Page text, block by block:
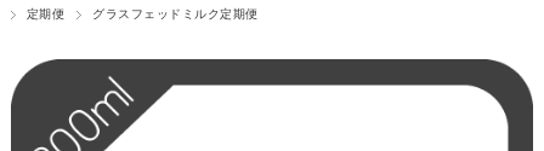
定期便 グラスフェッドミルク定期便